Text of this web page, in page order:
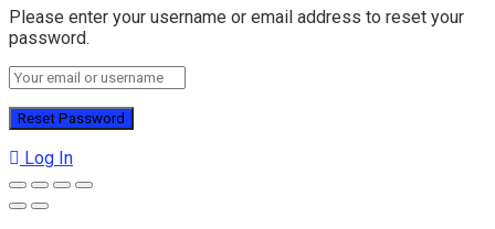
Please enter your username or email address to reset your
password.
Log In